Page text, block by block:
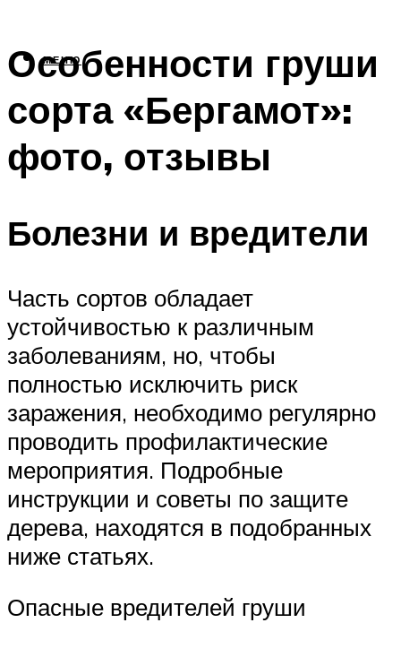
МЕНЮ
Особенности груши
сорта «Бергамот»:
фото, отзывы
Болезни и вредители
Часть сортов обладает
устойчивостью к различным
заболеваниям, но, чтобы
полностью исключить риск
заражения, необходимо регулярно
проводить профилактические
мероприятия. Подробные
инструкции и советы по защите
дерева, находятся в подобранных
ниже статьях.
Опасные вредителей груши